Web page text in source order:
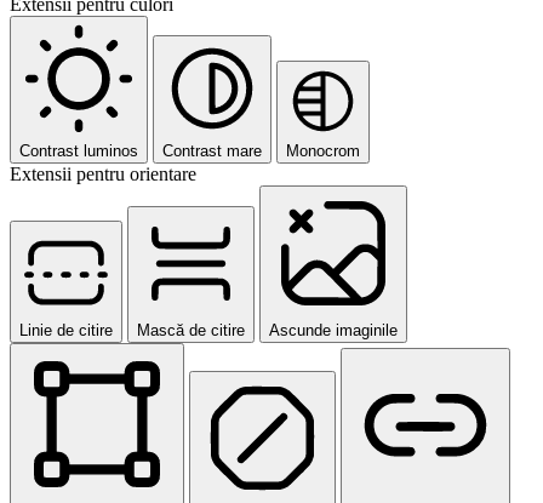
Contrast luminos Contrast mare Monocrom
Extensii pentru orientare
Linie de citire Mască de citire Ascunde imaginile